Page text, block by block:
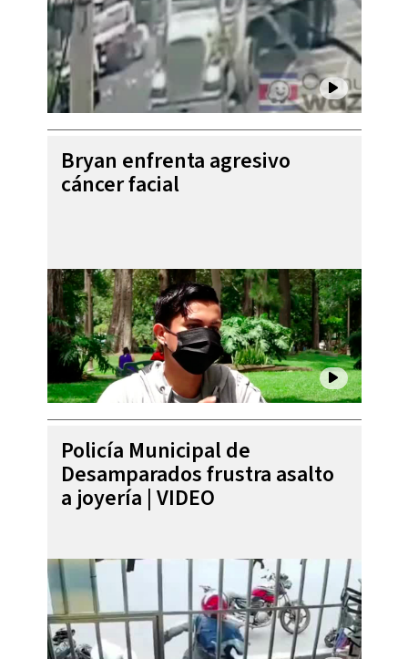
Bryan enfrenta agresivo
cáncer facial
Policía Municipal de
Desamparados frustra asalto
a joyería | VIDEO